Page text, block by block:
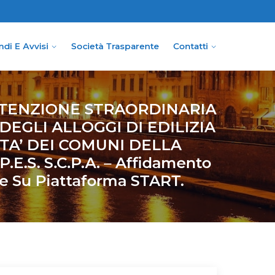
E Avvisi Società Trasparente Contatti
STRAORDINARIA
ALLOGGI DI EDILIZIA
DEI COMUNI DELLA
S.C.P.A. – Affidamento
Su Piattaforma START.